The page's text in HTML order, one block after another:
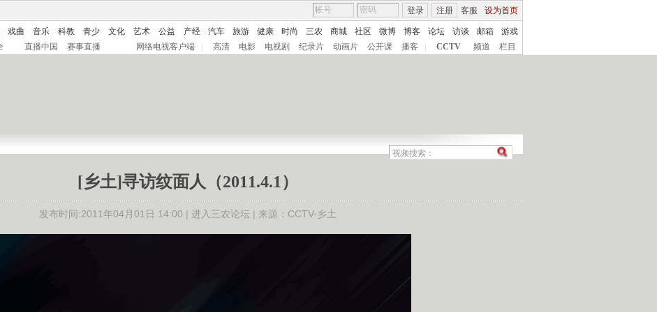
客服 设为首页
登录 注册
戏曲 音乐 科教 青少 文化 艺术 公益 产经 汽车 旅游 健康 时尚 三农 商城 社区 微博 博客 论坛 访谈 邮箱
游戏
直播中国 赛事直播 网络电视客户端 高清 电影 电视剧 纪录片 动画片 公开课 播客 CCTV 频道 栏目
[乡土]寻访纹面人（2011.4.1）
发布时间:2011年04月01日 14:00 | 进入三农论坛 | 来源：CCTV-乡土